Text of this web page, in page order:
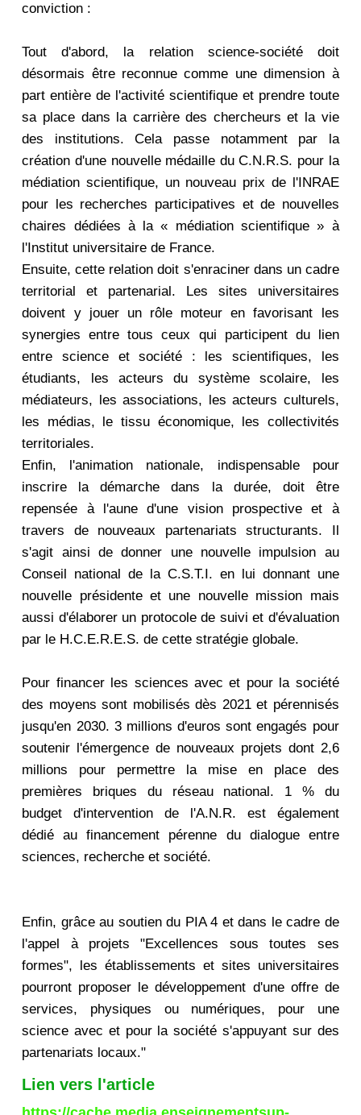
conviction :
Tout d'abord, la relation science-société doit
désormais être reconnue comme une dimension à
part entière de l'activité scientifique et prendre toute
sa place dans la carrière des chercheurs et la vie
des institutions. Cela passe notamment par la
création d'une nouvelle médaille du C.N.R.S. pour la
médiation scientifique, un nouveau prix de l'INRAE
pour les recherches participatives et de nouvelles
chaires dédiées à la « médiation scientifique » à
l'Institut universitaire de France.
Ensuite, cette relation doit s'enraciner dans un cadre
territorial et partenarial. Les sites universitaires
doivent y jouer un rôle moteur en favorisant les
synergies entre tous ceux qui participent du lien
entre science et société : les scientifiques, les
étudiants, les acteurs du système scolaire, les
médiateurs, les associations, les acteurs culturels,
les médias, le tissu économique, les collectivités
territoriales.
Enfin, l'animation nationale, indispensable pour
inscrire la démarche dans la durée, doit être
repensée à l'aune d'une vision prospective et à
travers de nouveaux partenariats structurants. Il
s'agit ainsi de donner une nouvelle impulsion au
Conseil national de la C.S.T.I. en lui donnant une
nouvelle présidente et une nouvelle mission mais
aussi d'élaborer un protocole de suivi et d'évaluation
par le H.C.E.R.E.S. de cette stratégie globale.
Pour financer les sciences avec et pour la société
des moyens sont mobilisés dès 2021 et pérennisés
jusqu'en 2030. 3 millions d'euros sont engagés pour
soutenir l'émergence de nouveaux projets dont 2,6
millions pour permettre la mise en place des
premières briques du réseau national. 1 % du
budget d'intervention de l'A.N.R. est également
dédié au financement pérenne du dialogue entre
sciences, recherche et société.
Enfin, grâce au soutien du PIA 4 et dans le cadre de
l'appel à projets "Excellences sous toutes ses
formes", les établissements et sites universitaires
pourront proposer le développement d'une offre de
services, physiques ou numériques, pour une
science avec et pour la société s'appuyant sur des
partenariats locaux."
Lien vers l'article